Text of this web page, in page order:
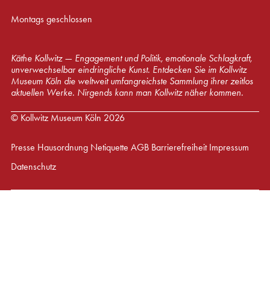
Montags geschlossen
Käthe Kollwitz — Engagement und Politik, emotionale Schlagkraft,
unverwechselbar eindringliche Kunst. Entdecken Sie im Kollwitz
Museum Köln die weltweit umfangreichste Sammlung ihrer zeitlos
aktuellen Werke. Nirgends kann man Kollwitz näher kommen.
© Kollwitz Museum Köln 2026
Presse Hausordnung Netiquette AGB Barrierefreiheit Impressum
Datenschutz